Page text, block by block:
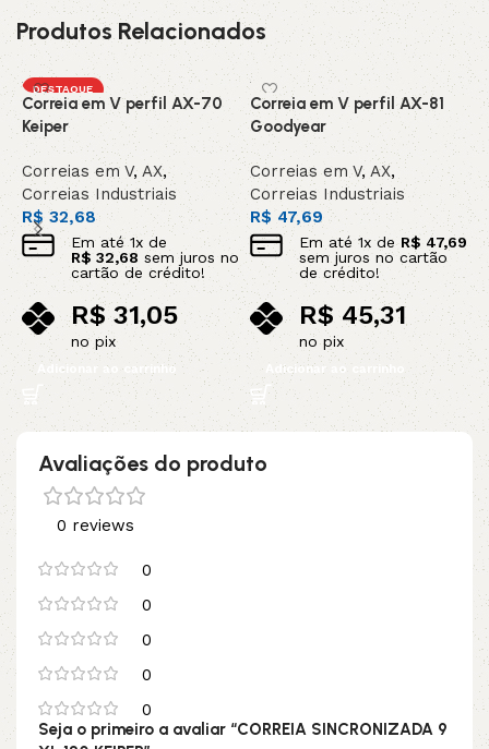
Produtos Relacionados
DESTAQUE
Correia em V perfil AX-70
Keiper
Correias em V, AX,
Correias Industriais
R$ 32,68
Em até1x de
R$ 32,68 sem juros no
cartão de crédito!
R$31,05
no pix
Adicionar ao carrinho
Correia em V perfil AX-81
Goodyear
Correias em V, AX,
Correias Industriais
R$ 47,69
Em até 1x de R$ 47,69
sem juros no cartão
de crédito!
R$ 45,31
no pix
Adicionar ao carrinho
Avaliações do produto
0 reviews
0
0
0
0
0
Seja o primeiro a avaliar “CORREIA SINCRONIZADA 9